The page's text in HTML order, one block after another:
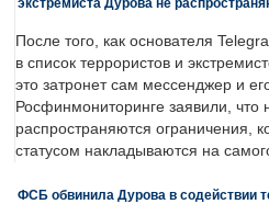
экстремиста Дурова не
После того, как основателя
в список террористов и
это затронет сам мессенджер и
Росфинмониторинге заявили, что
распространяются ограничения,
статусом накладываются на
ФСБ обвинила Дурова в содействии